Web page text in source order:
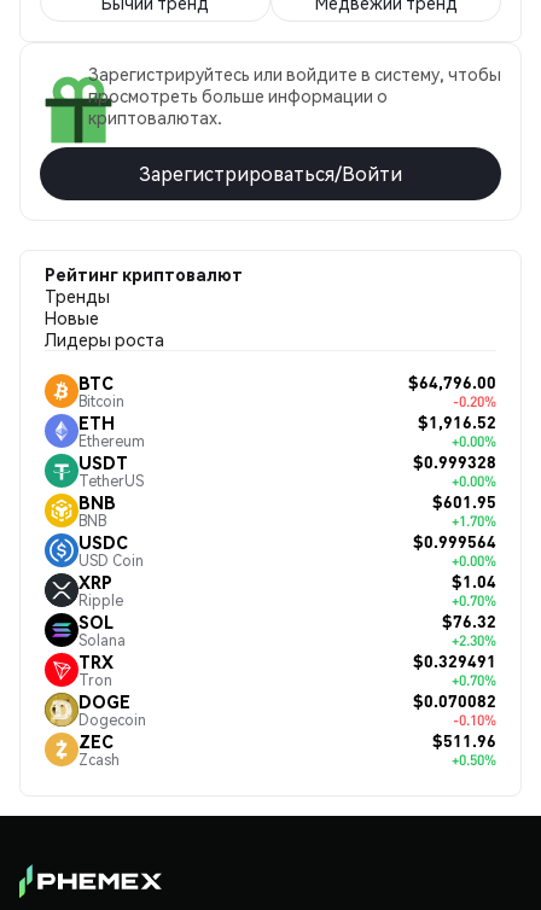
Зарегистрируйтесь или войдите в систему, чтобы
просмотреть больше информации о
криптовалютах.
Зарегистрироваться/Войти
Рейтинг криптовалют
Тренды
Новые
Лидеры роста
BTC
Bitcoin
$64,796.00
-0.20%
ETH
Ethereum
$1,916.52
+0.00%
USDT
TetherUS
$0.999328
+0.00%
BNB
BNB
$601.95
+1.70%
USDC
USD Coin
$0.999564
+0.00%
XRP
Ripple
$1.04
+0.70%
SOL
Solana
$76.32
+2.30%
TRX
Tron
$0.329491
+0.70%
DOGE
Dogecoin
$0.070082
-0.10%
ZEC
Zcash
$511.96
+0.50%